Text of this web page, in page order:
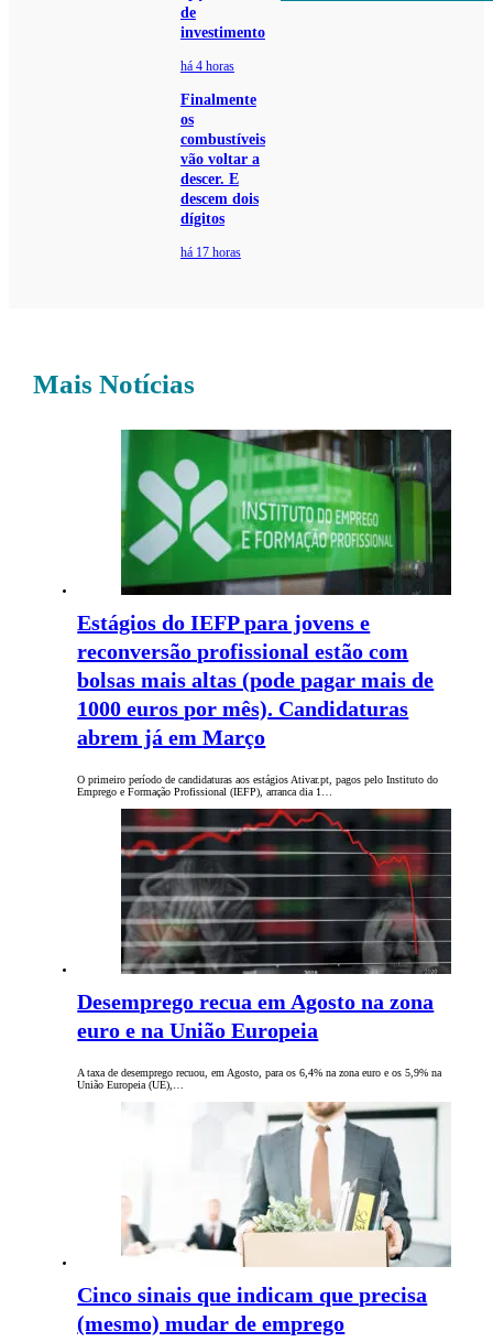
de
investimento
há 4 horas
Finalmente
os
combustíveis
vão voltar a
descer. E
descem dois
dígitos
há 17 horas
Mais Notícias
Estágios do IEFP para jovens e
reconversão profissional estão com
bolsas mais altas (pode pagar mais de
1000 euros por mês). Candidaturas
abrem já em Março
O primeiro período de candidaturas aos estágios Ativar.pt, pagos pelo Instituto do
Emprego e Formação Profissional (IEFP), arranca dia 1…
Desemprego recua em Agosto na zona
euro e na União Europeia
A taxa de desemprego recuou, em Agosto, para os 6,4% na zona euro e os 5,9% na
União Europeia (UE),…
Cinco sinais que indicam que precisa
(mesmo) mudar de emprego